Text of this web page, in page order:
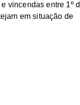
vincendas entre 1º
em situação de